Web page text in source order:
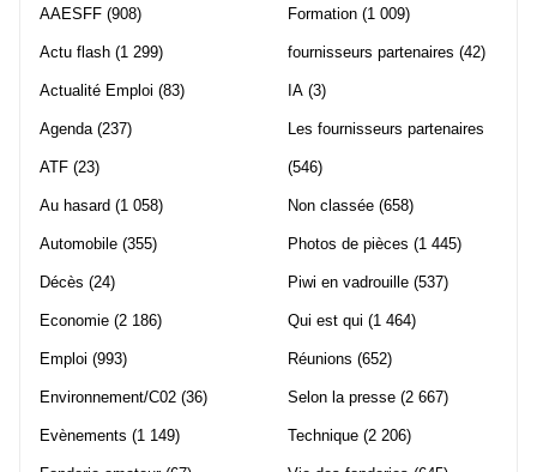
AAESFF (908)
Actu flash (1 299)
Actualité Emploi (83)
Agenda(237)
ATF (23)
Au hasard (1 058)
Automobile (355)
Décès (24)
Economie (2 186)
Emploi (993)
Environnement/C02 (36)
Evènements (1 149)
Formation (1 009)
fournisseurs partenaires (42)
IA (3)
Les fournisseurs partenaires
(546)
Non classée (658)
Photos de pièces (1 445)
Piwi en vadrouille (537)
Qui est qui (1 464)
Réunions (652)
Selon la presse (2 667)
Technique (2 206)